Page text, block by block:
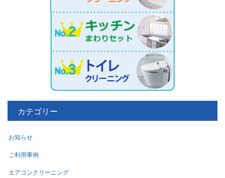
カテゴリー
お知らせ
ご利用事例
エアコンクリーニング